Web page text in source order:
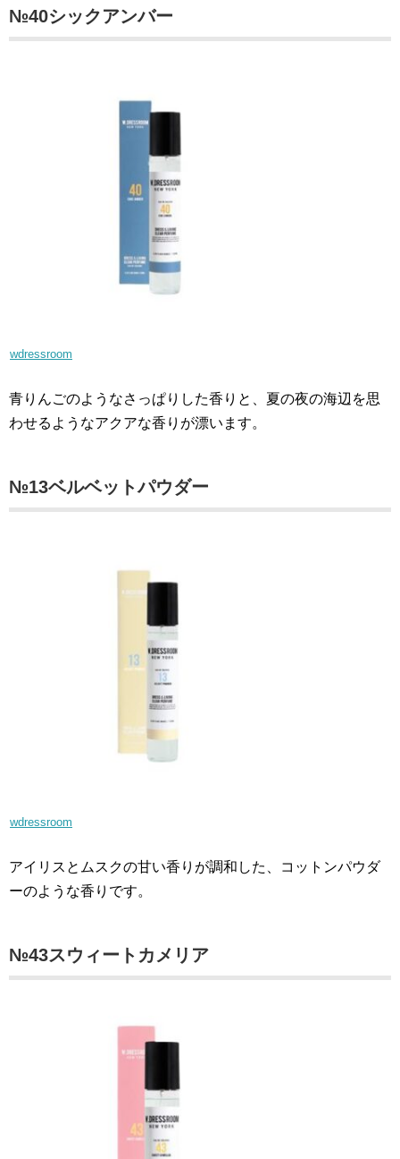
№40シックアンバー
wdressroom
青りんごのようなさっぱりした香りと、夏の夜の海辺を思
わせるようなアクアな香りが漂います。
№13ベルベットパウダー
wdressroom
アイリスとムスクの甘い香りが調和した、コットンパウダ
ーのような香りです。
№43スウィートカメリア